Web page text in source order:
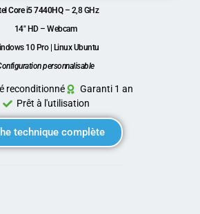
Core i5 7440HQ– 2,8 GHz
14″ HD – Webcam
10 Pro | Linux Ubuntu
personnalisable
reconditionné
Garanti 1 an
Prêt à l'utilisation
technique complète